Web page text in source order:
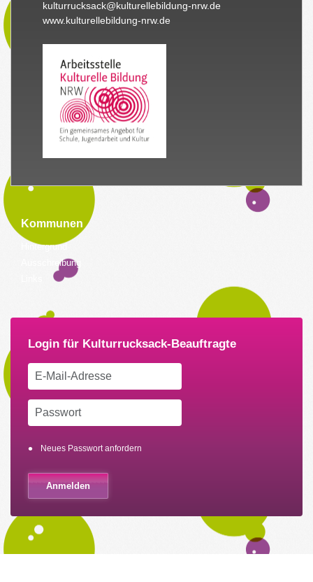
kulturrucksack@kulturellebildung-nrw.de
www.kulturellebildung-nrw.de
Kommunen
Hintergrund
Ausschreibung
Neues Passwort anfordern